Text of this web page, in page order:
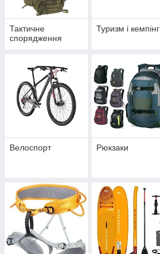
Тактичне
спорядження
Туризм і кемпінг
Велоспорт Рюкзаки